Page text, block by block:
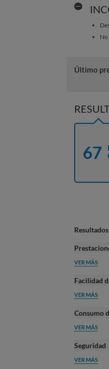
Último
67
Resultados
VER MÁS
Facilidad
VER MÁS
Consumo
VER MÁS
Seguridad
VER MÁS